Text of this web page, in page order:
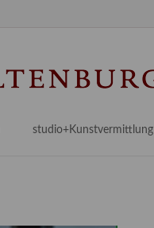
studio+Kunstvermittlung